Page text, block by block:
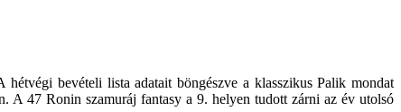
bevételi lista adatait böngészve a klasszikus Palik mondat
A 47 Ronin szamuráj fantasy a 9. helyen tudott zárni az év utolsó